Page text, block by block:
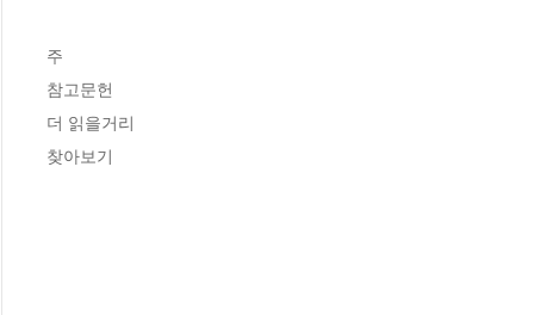
주
참고문헌
더 읽을거리
찾아보기